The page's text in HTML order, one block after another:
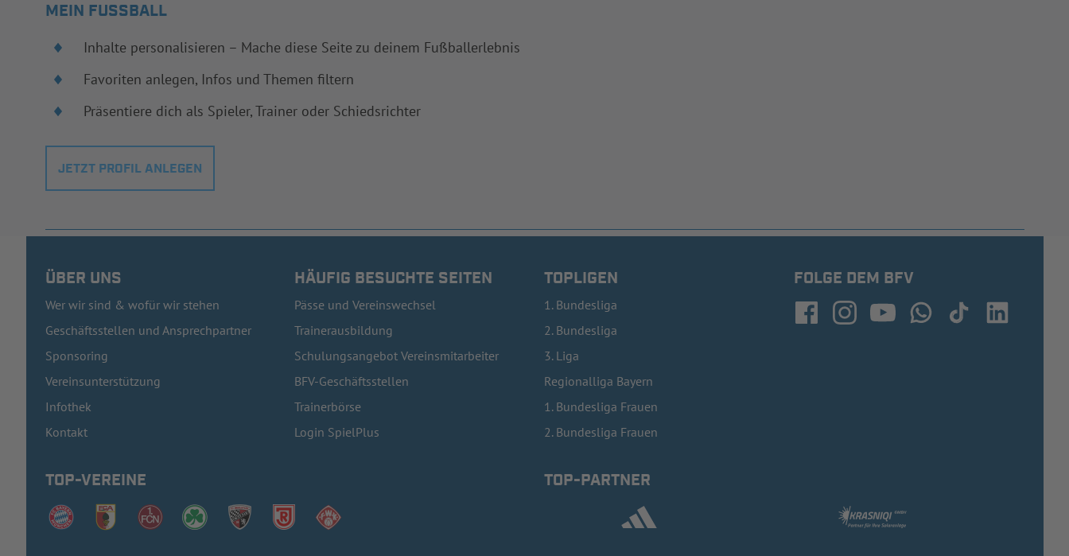
MEIN FUSSBALL
Inhalte personalisieren – Mache diese Seite zu deinem Fußballerlebnis
Favoriten anlegen, Infos und Themen filtern
Präsentiere dich als Spieler, Trainer oder Schiedsrichter
JETZT PROFIL ANLEGEN
ÜBER UNS
Wer wir sind & wofür wir stehen
Geschäftsstellen und Ansprechpartner
Sponsoring
Vereinsunterstützung
Infothek
Kontakt
HÄUFIG BESUCHTE SEITEN
Pässe und Vereinswechsel
Trainerausbildung
Schulungsangebot Vereinsmitarbeiter
BFV-Geschäftsstellen
Trainerbörse
Login SpielPlus
TOPLIGEN
1. Bundesliga
2. Bundesliga
3. Liga
Regionalliga Bayern
1. Bundesliga Frauen
2. Bundesliga Frauen
FOLGE DEM BFV
TOP-VEREINE TOP-PARTNER